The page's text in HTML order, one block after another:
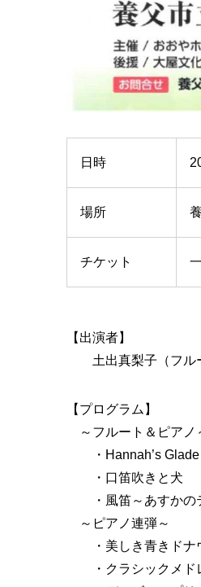
日時
場所
チケット
【出演者】
土出真梨子（フル
【プログラム】
～フルート＆ピアノ
・Hannah’s Glade
・口笛吹きと犬
・風笛～あすか
～ピアノ連弾～
・美しき青きドナ
・クラシックメド